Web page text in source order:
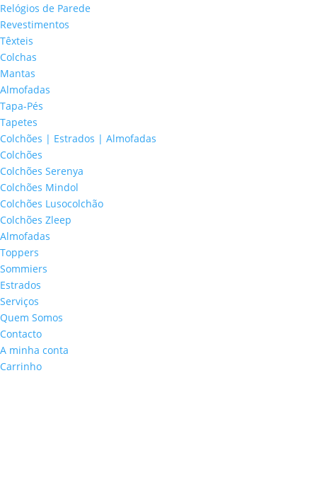
Relógios de Parede
Revestimentos
Têxteis
Colchas
Mantas
Almofadas
Tapa-Pés
Tapetes
Colchões | Estrados | Almofadas
Colchões
Colchões Serenya
Colchões Mindol
Colchões Lusocolchão
Colchões Zleep
Almofadas
Toppers
Sommiers
Estrados
Serviços
Quem Somos
Contacto
A minha conta
Carrinho